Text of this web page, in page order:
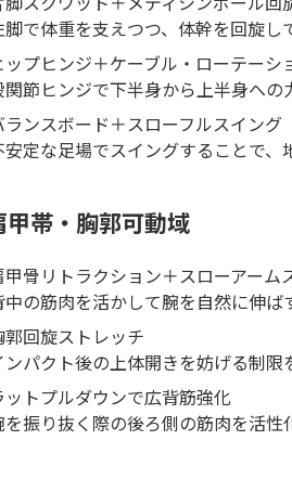
脚で体重を支えつつ、体幹を回旋し
ップヒンジ＋ケーブル・ローテーシ
関節ヒンジで下半身から上半身への
ランスボード＋スローフルスイング
安定な足場でスイングすることで、
甲帯・胸郭可動域
甲骨リトラクション＋スローアーム
中の筋肉を活かして腕を自然に伸ば
郭回旋ストレッチ
ンパクト後の上体開きを妨げる制限
ットプルダウンで広背筋強化
を振り抜く際の後ろ側の筋肉を活性